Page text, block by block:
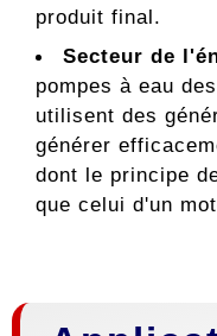
produit final.
Secteur de
pompes à eau
utilisent des
générer
dont le principe
que celui d'un